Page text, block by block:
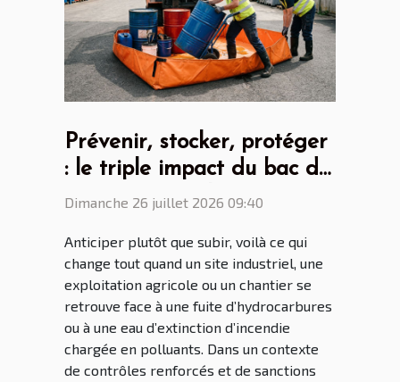
Prévenir, stocker, protéger
: le triple impact du bac de
rétention souple
Dimanche 26 juillet 2026 09:40
Anticiper plutôt que subir, voilà ce qui
change tout quand un site industriel, une
exploitation agricole ou un chantier se
retrouve face à une fuite d’hydrocarbures
ou à une eau d’extinction d’incendie
chargée en polluants. Dans un contexte
de contrôles renforcés et de sanctions